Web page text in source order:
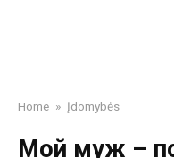
Home » Įdomybės
Мой муж –